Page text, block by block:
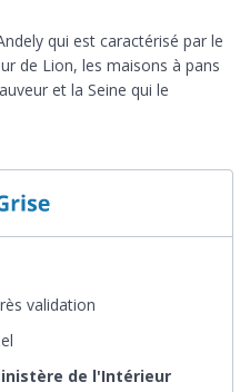
qui est caractérisé par le
de Lion, les maisons à pans
et la Seine qui le
validation
de l'Intérieur